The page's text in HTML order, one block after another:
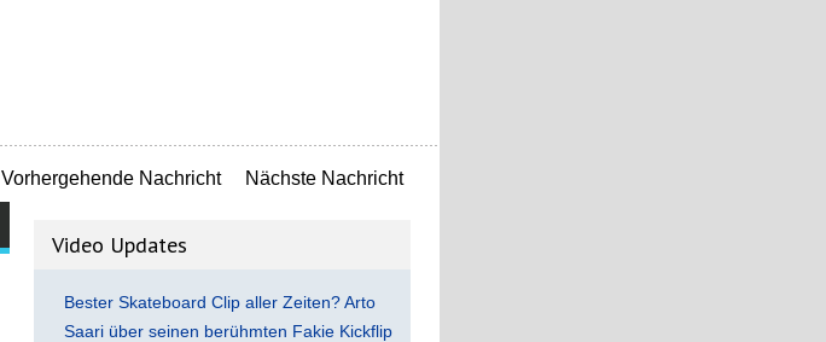
Vorhergehende Nachricht Nächste Nachricht
Video Updates
Bester Skateboard Clip aller Zeiten? Arto
Saari über seinen berühmten Fakie Kickflip